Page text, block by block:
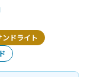
ンドライト